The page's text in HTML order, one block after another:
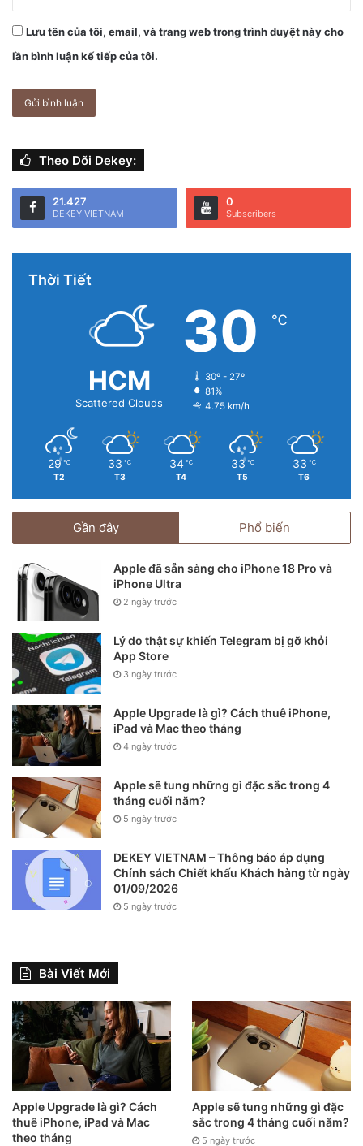
Lưu tên của tôi, email, và trang web trong trình duyệt này cho
lần bình luận kế tiếp của tôi.
Theo Dõi Dekey:
21.427
DEKEY VIETNAM
0
Subscribers
Thời Tiết
HCM
Scattered Clouds
30 ℃
30º - 27º
81%
4.75 km/h
29 ℃
T2
33 ℃
T3
34 ℃
T4
33 ℃
T5
33 ℃
T6
Gần đây Phổ biến
Apple đã sẵn sàng cho iPhone 18 Pro và
iPhone Ultra
2 ngày trước
Lý do thật sự khiến Telegram bị gỡ khỏi
App Store
3 ngày trước
Apple Upgrade là gì? Cách thuê iPhone,
iPad và Mac theo tháng
4 ngày trước
Apple sẽ tung những gì đặc sắc trong 4
tháng cuối năm?
5 ngày trước
DEKEY VIETNAM – Thông báo áp dụng
Chính sách Chiết khấu Khách hàng từ ngày
01/09/2026
5 ngày trước
Bài Viết Mới
Apple Upgrade là gì? Cách
thuê iPhone, iPad và Mac
theo tháng
Apple sẽ tung những gì đặc
sắc trong 4 tháng cuối năm?
5 ngày trước